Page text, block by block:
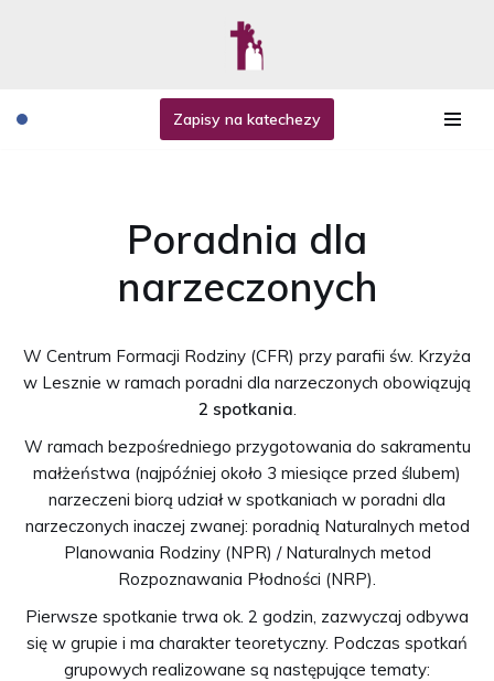
treści
Zapisy na katechezy
Poradnia dla
narzeczonych
W Centrum Formacji Rodziny (CFR) przy parafii św. Krzyża
w Lesznie w ramach poradni dla narzeczonych obowiązują
2 spotkania.
W ramach bezpośredniego przygotowania do sakramentu
małżeństwa (najpóźniej około 3 miesiące przed ślubem)
narzeczeni biorą udział w spotkaniach w poradni dla
narzeczonych inaczej zwanej: poradnią Naturalnych metod
Planowania Rodziny (NPR) / Naturalnych metod
Rozpoznawania Płodności (NRP).
Pierwsze spotkanie trwa ok. 2 godzin, zazwyczaj odbywa
się w grupie i ma charakter teoretyczny. Podczas spotkań
grupowych realizowane są następujące tematy: